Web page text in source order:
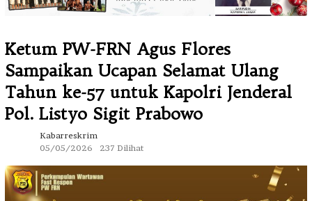
Ketum PW-FRN Agus Flores
Sampaikan Ucapan Selamat Ulang
Tahun ke-57 untuk Kapolri Jenderal
Pol. Listyo Sigit Prabowo
Kabarreskrim
05/05/2026
237 Dilihat